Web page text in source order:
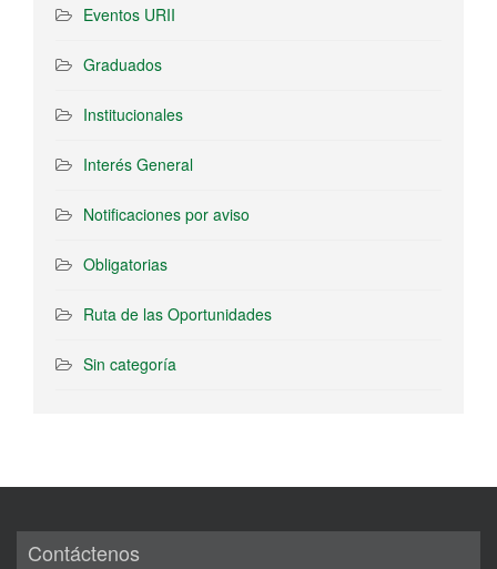
Eventos URII
Graduados
Institucionales
Interés General
Notificaciones por aviso
Obligatorias
Ruta de las Oportunidades
Sin categoría
Contáctenos